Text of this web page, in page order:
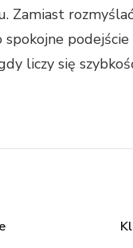
Zamiast
liczy się